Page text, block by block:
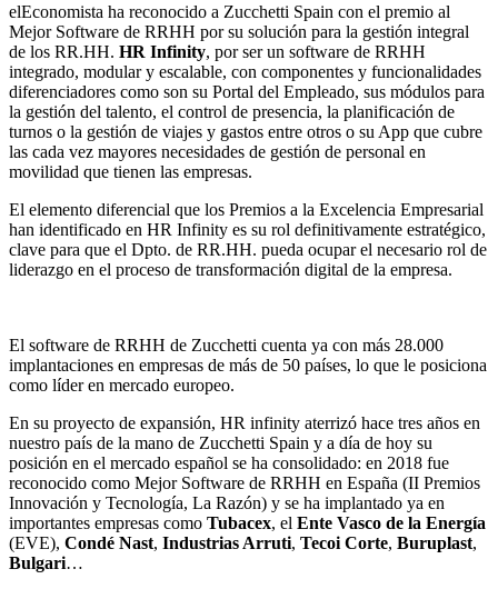
elEconomista ha reconocido a Zucchetti Spain con el premio al
Mejor Software de RRHH por su solución para la gestión integral
de los RR.HH. HR Infinity, por ser un software de RRHH
integrado, modular y escalable, con componentes y funcionalidades
diferenciadores como son su Portal del Empleado, sus módulos para
la gestión del talento, el control de presencia, la planificación de
turnos o la gestión de viajes y gastos entre otros o su App que cubre
las cada vez mayores necesidades de gestión de personal en
movilidad que tienen las empresas.
El elemento diferencial que los Premios a la Excelencia Empresarial
han identificado en HR Infinity es su rol definitivamente estratégico,
clave para que el Dpto. de RR.HH. pueda ocupar el necesario rol de
liderazgo en el proceso de transformación digital de la empresa.
El software de RRHH de Zucchetti cuenta ya con más 28.000
implantaciones en empresas de más de 50 países, lo que le posiciona
como líder en mercado europeo.
En su proyecto de expansión, HR infinity aterrizó hace tres años en
nuestro país de la mano de Zucchetti Spain y a día de hoy su
posición en el mercado español se ha consolidado: en 2018 fue
reconocido como Mejor Software de RRHH en España (II Premios
Innovación y Tecnología, La Razón) y se ha implantado ya en
importantes empresas como Tubacex, el Ente Vasco de la Energía
(EVE), Condé Nast, Industrias Arruti, Tecoi Corte, Buruplast,
Bulgari…